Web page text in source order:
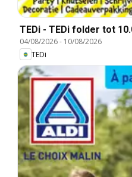
TEDi - TEDi folder tot
04/08/2026- 10/08/2026
TEDi